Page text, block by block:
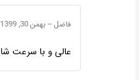
فاضل– بهمن 30, 1399
عالی و با سرعت